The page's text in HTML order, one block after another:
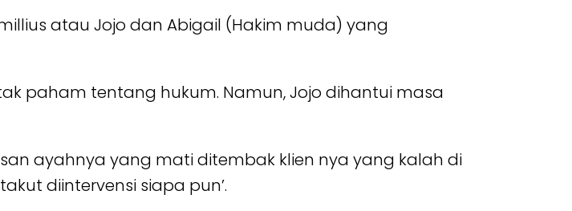
atau Jojo dan Abigail (Hakim muda) yang
paham tentang hukum. Namun, Jojo dihantui masa
ayahnya yang mati ditembak klien nya yang kalah di
diintervensi siapa pun’.